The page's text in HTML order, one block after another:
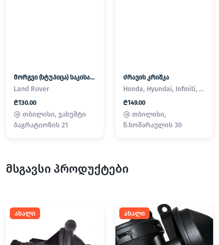
მორგვი (სტუპიცა) საკისარი Land Rover / Range Rover
Land Rover
₾130.00
თბილისი, ვახუშტი
ბაგრატიონის 21
ძრავის კრიშკა
Honda, Hyundai, Infiniti, Kia, Lexus, Mazda, Mitsubishi, Nissan, Subaru, Suzuki, Toyota
₾149.00
თბილისი,
ნ.ხოშარაულის 30
მსგავსი პროდუქტები
ახალი ახალი